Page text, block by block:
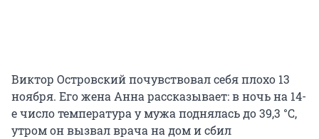
Виктор Островский почувствовал себя плохо 13
ноября. Его жена Анна рассказывает: в ночь на 14-
е число температура у мужа поднялась до 39,3 °С,
утром он вызвал врача на дом и сбил